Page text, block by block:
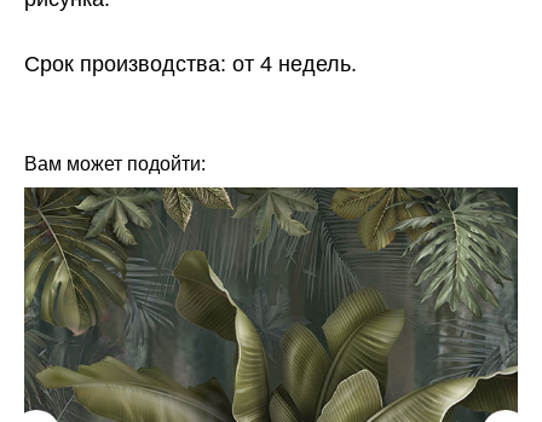
Срок производства: от 4 недель.
Вам может подойти: